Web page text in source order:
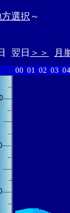
選択 ～
翌日 ＞＞ 月
00 01 02 03 04